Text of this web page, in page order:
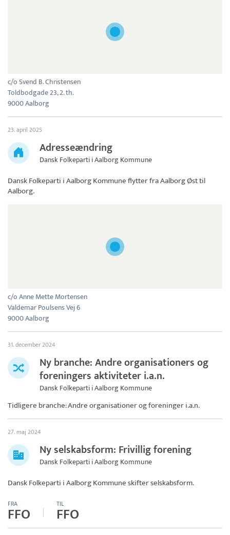
c/o Svend B. Christensen
Toldbodgade 23, 2. th.
9000 Aalborg
23. april 2025
Adresseændring
Dansk Folkeparti i Aalborg Kommune
Dansk Folkeparti i Aalborg Kommuneflytter fra Aalborg Øst til
Aalborg.
c/o Anne Mette Mortensen
Valdemar Poulsens Vej 6
9000 Aalborg
31. december 2024
Ny branche: Andre organisationers og
foreningers aktiviteter i.a.n.
Dansk Folkeparti i Aalborg Kommune
Tidligere branche: Andre organisationer og foreninger i.a.n.
27. maj 2024
Ny selskabsform: Frivillig forening
Dansk Folkeparti i Aalborg Kommune
Dansk Folkeparti i Aalborg Kommuneskifter selskabsform.
FRA
FFO TIL
FFO